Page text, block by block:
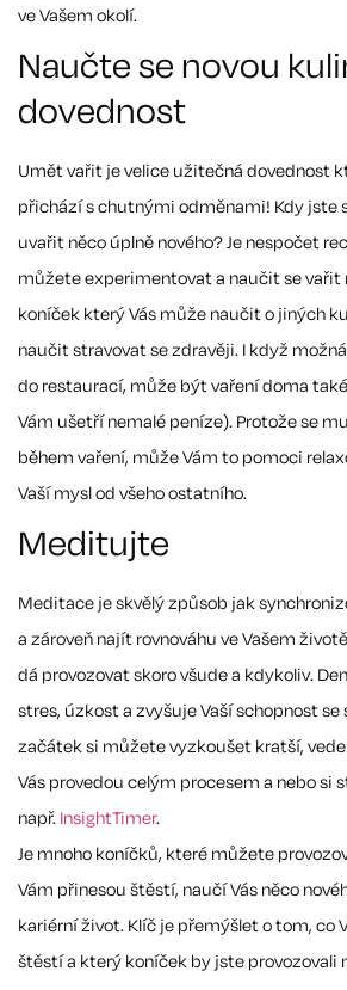
ve Vašem okolí.
Naučte se novou
dovednost
Umět vařit je velice užitečná dovednost
přichází s chutnými odměnami! Kdy jste
uvařit něco úplně nového? Je nespočet
můžete experimentovat a naučit se vařit
koníček který Vás může naučit o jiných
naučit stravovat se zdravěji. I když
do restaurací, může být vaření doma
Vám ušetří nemalé peníze). Protože se
během vaření, může Vám to pomoci
Vaší mysl od všeho ostatního.
Meditujte
Meditace je skvělý způsob jak
a zároveň najít rovnováhu ve Vašem
dá provozovat skoro všude a kdykoliv.
stres, úzkost a zvyšuje Vaší schopnost
začátek si můžete vyzkoušet kratší,
Vás provedou celým procesem a nebo si
např.InsightTimer.
Je mnoho koníčků, které můžete
Vám přinesou štěstí, naučí Vás něco
kariérní život. Klíč je přemýšlet o tom, co
štěstí a který koníček by jste provozovali